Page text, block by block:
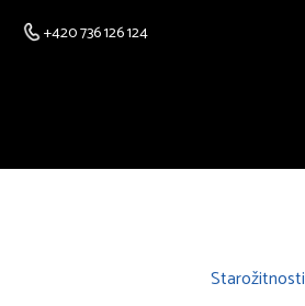
+420 736 126 124
Starožitnosti